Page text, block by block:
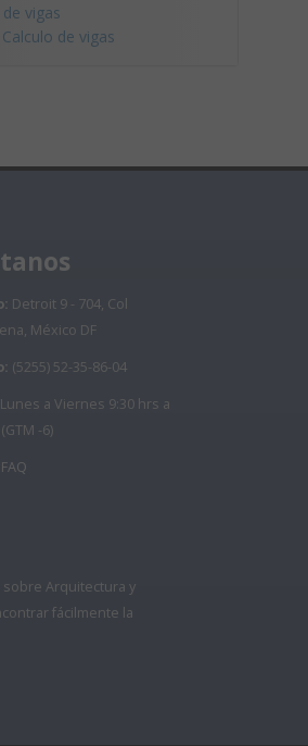
de vigas
Detroit 9 - 704, Col
México DF
(5255) 52-35-86-04
Lunes a Viernes 9:30 hrs a
-6)
FAQ
Arquitectura y
fácilmente la